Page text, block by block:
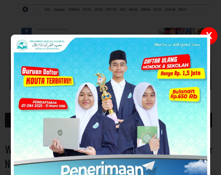
Kementerian Agama : Indeks Literasi Al-Quran Siswa SMA 2,44
Posting Lebih Baru Posting Lama
Wujudkan Anak Hafiz 30 Juz Bersanad & Kuliah Ke Luar
Negeri
X